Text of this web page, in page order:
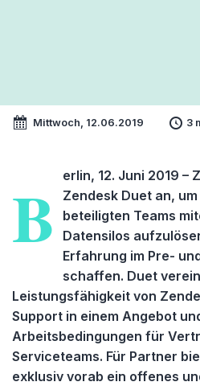
Mittwoch, 12.06.2019 3
B
erlin, 12. Juni 2019 –
Zendesk Duet an,
beteiligten Teams
Datensilos
Erfahrung im Pre-
schaffen. Duet
Leistungsfähigkeit von
Support in einem Angebot
Arbeitsbedingungen für
Serviceteams. Für Partner
exklusiv vorab ein offenes